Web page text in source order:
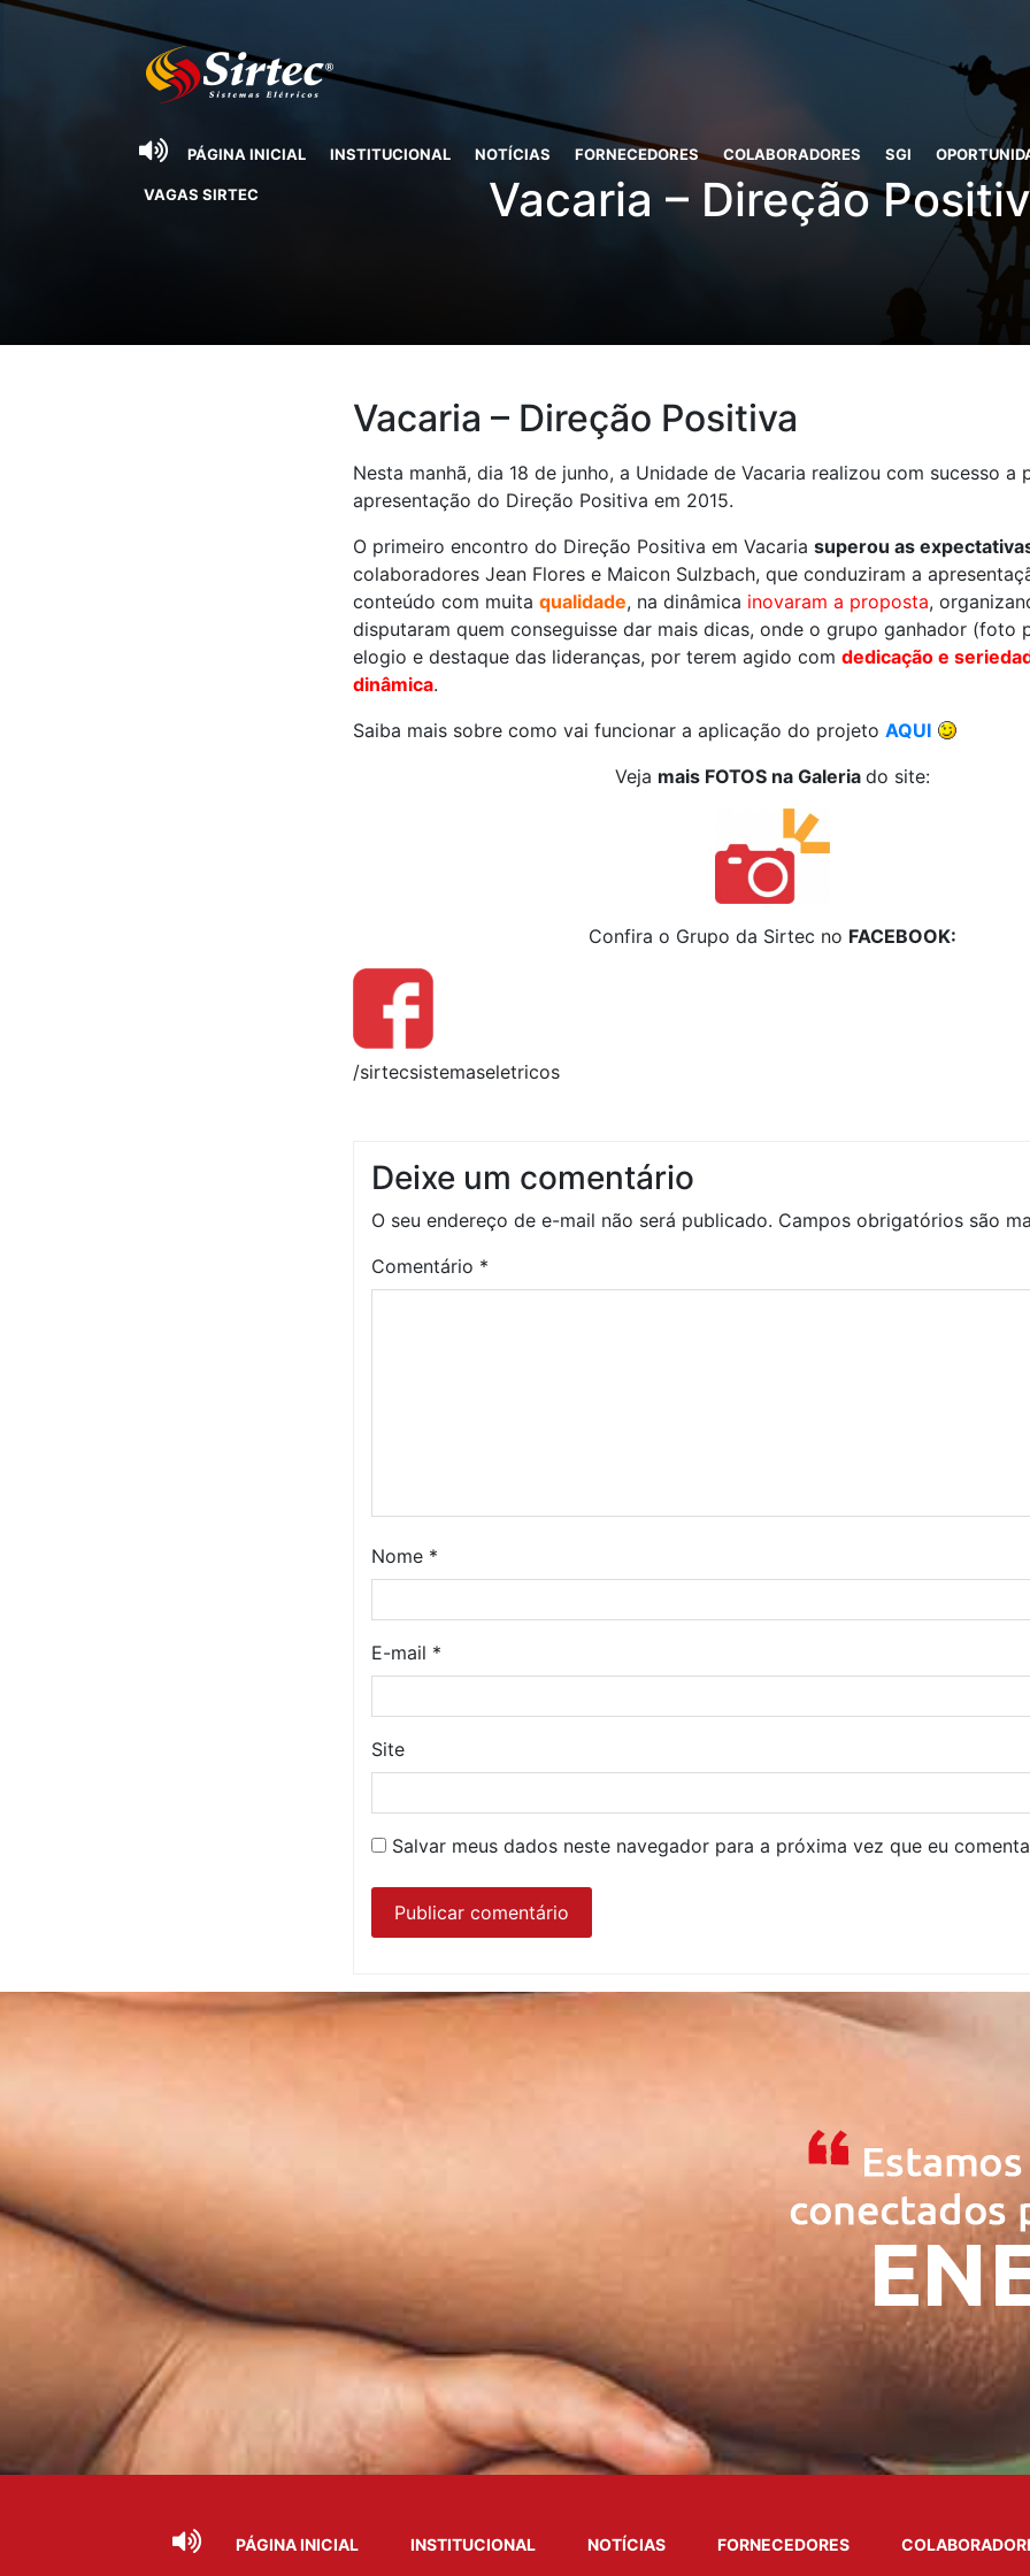
PÁGINA INICIAL INSTITUCIONAL NOTÍCIAS FORNECEDORES COLABORADORES SGI
VAGAS SIRTEC Vacaria – Direção
Vacaria – Direção Positiva
Nesta manhã, dia 18 de junho, a Unidade de Vacaria realizou com sucesso a
apresentação do Direção Positiva em 2015.
O primeiro encontro do Direção Positiva em Vacaria superou as
colaboradores Jean Flores e Maicon Sulzbach, que conduziram a
conteúdo com muita qualidade, na dinâmica inovaram a proposta,
disputaram quem conseguisse dar mais dicas, onde o grupo ganhador (foto
elogio e destaque das lideranças, por terem agido com dedicação e
dinâmica.
Saiba mais sobre como vai funcionar a aplicação do projeto AQUI
Veja mais FOTOS na Galeria do site:
Confira o Grupo da Sirtec no FACEBOOK:
/sirtecsistemaseletricos
Deixe um comentário
O seu endereço de e-mail não será publicado. Campos obrigatórios são
Comentário *
Nome *
E-mail *
Site
Salvar meus dados neste navegador para a próxima vez que eu
PÁGINA INICIAL INSTITUCIONAL NOTÍCIAS FORNECEDORES